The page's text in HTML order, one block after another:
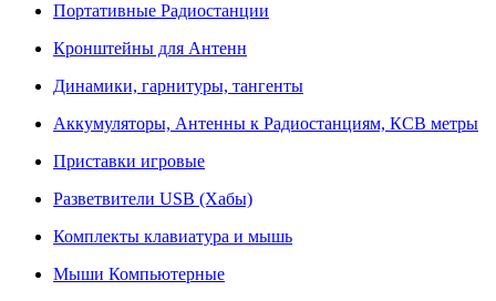
Портативные Радиостанции
Кронштейны для Антенн
Динамики, гарнитуры, тангенты
Аккумуляторы, Антенны к Радиостанциям, КСВ метры
Приставки игровые
Разветвители USB (Хабы)
Комплекты клавиатура и мышь
Мыши Компьютерные